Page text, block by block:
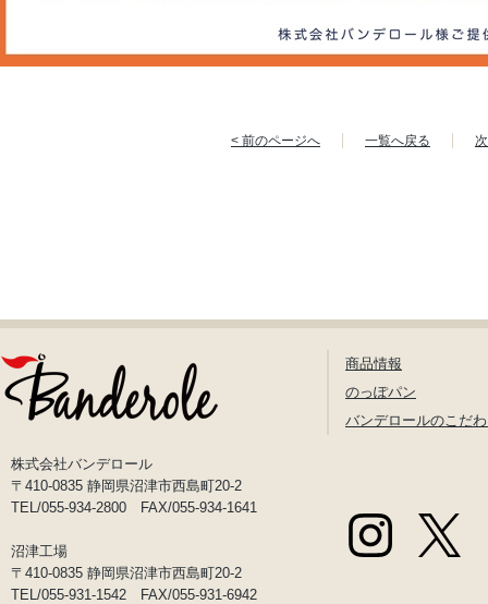
< 前のページへ 一覧へ戻る
株式会社バンデロール
〒410-0835 静岡県沼津市西島町20-2
TEL/055-934-2800 FAX/055-934-1641
沼津工場
〒410-0835 静岡県沼津市西島町20-2
TEL/055-931-1542 FAX/055-931-6942
商品情報
のっぽパン
バンデロールのこだ